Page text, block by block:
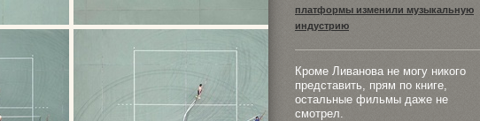
платформы изменили музыкальную
индустрию
Кроме Ливанова не могу никого
представить, прям по книге,
остальные фильмы даже не
смотрел.